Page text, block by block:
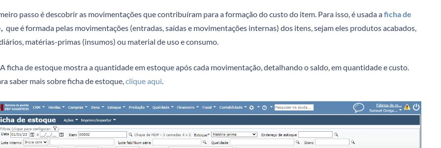
passo é descobrir as movimentações que contribuíram para a formação do custo do item. Para isso, é usada aficha de
que é formada pelas movimentações (entradas, saídas e movimentações internas) dos itens, sejam eles produtos acabados,
matérias-primas (insumos) ou material de uso e consumo.
A ficha de estoque mostra a quantidade em estoque após cada movimentação, detalhando o saldo, em quantidade e custo.
saber mais sobre ficha de estoque, clique aqui